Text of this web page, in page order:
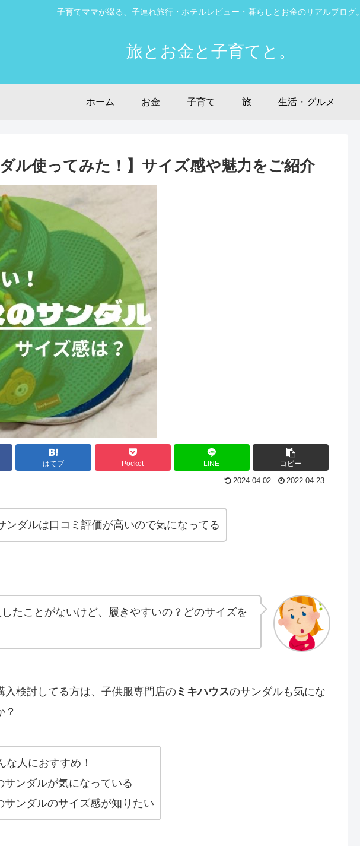
子育てママが綴る、子連れ旅行・ホテルレビュー・暮らしとお金のリアルブログ。
旅とお金と子育てと。
ホーム お金 子育て 旅 生活・グルメ
ル使ってみた！】サイズ感や魅力をご紹介
はてブ Pocket LINE コピー
2024.04.02 2022.04.23
ンダルは口コミ評価が高いので気になってる
たことがないけど、履きやすいの？どのサイズを
入検討してる方は、子供服専門店の ミキハウスのサンダルも気にな
？
な人におすすめ！
サンダルが気になっている
サンダルのサイズ感が知りたい